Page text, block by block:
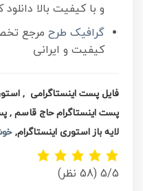
و با کیفیت بالا دانلود
گرافیک طرحمرجع
کیفیت و ایرانی
پست اینستاگرام حاج قاسم ,
لایه باز استوری اینستاگرام,
5/5 (58 نظر)